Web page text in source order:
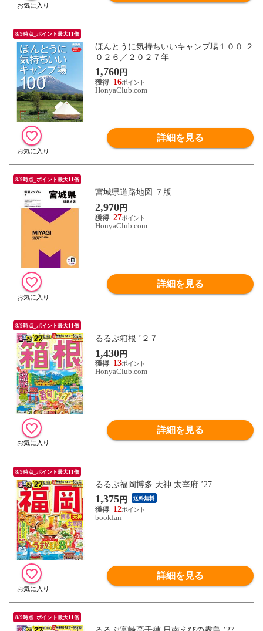
8/9時点_ポイント最大11倍
ほんとうに気持ちいいキャンプ場１００ ２
０２６／２０２７年
1,760円
16
HonyaClub.com
詳細を見る
8/9時点_ポイント最大11倍
宮城県道路地図 ７版
2,970円
27
HonyaClub.com
詳細を見る
8/9時点_ポイント最大11倍
るるぶ箱根 ’２７
1,430円
13
HonyaClub.com
詳細を見る
8/9時点_ポイント最大11倍
るるぶ福岡博多 天神 太宰府 ’27
1,375円 送料無料
12
bookfan
詳細を見る
8/9時点_ポイント最大11倍